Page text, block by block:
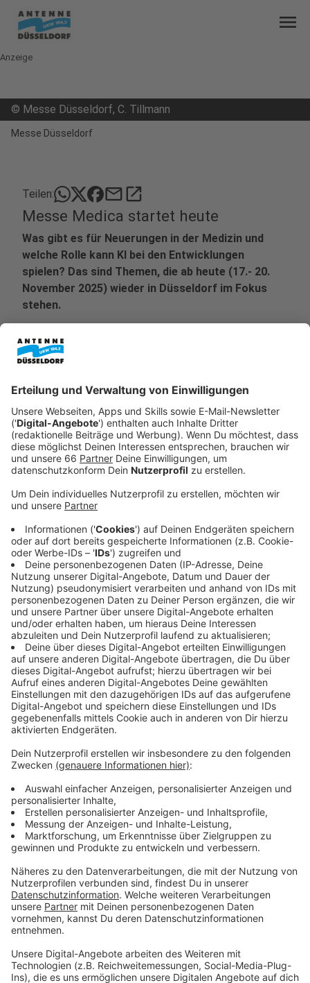
menu
Anzeige
© Messe Düsseldorf, C. Tillmann
Messe Düsseldorf
Teilen: mailopen_in_new
Messe Medica startet heute
Was gibt es für Neuerungen in der Medizin und
welche Rolle kann KI bei den Entwicklungen
spielen? Das sind Themen, die ab heute (17.- 20.
November 2025) wieder in Düsseldorf im Fokus
stehen.
Die MesseMedicazieht viele Besucherinnen und
Besucher auch aus dem Ausland an und für uns
bedeutet das volle Straßen und Restaurants.
80.000 Menschen werden erwartet
Anzeige
Etwa 80.000 Menschen werden zu der Fachmesse
erwartet, die zu den weltweit größten Messen im
medizinischen Bereich gehört. Das heißt: morgens und
abends wird es im Düsseldorfer Norden auf den
Straßen und in Bussen und Bahnen voll werden.
Anzeige
Anzeige
Bei der Medica werden Neuheiten zum Beispiel in den
Bereichen Diagnostik, Labortechnik oder
Physiotherapie vorgestellt. Zukunftsthemen wie
Start-Ups, die ihre Innovationen vor Fachpublikum und
Investoren präsentieren können. Es werden rund 5.000
Ausstellende aus 72 Nationen erwartet.